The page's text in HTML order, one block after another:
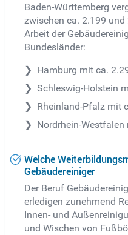
Baden-Württemberg
zwischen ca. 2.199
Arbeit der
Bundesländer:
Hamburg mit ca.
Schleswig-Holstein
Rheinland-Pfalz mit
Nordrhein-
Welche
Gebäudereiniger
Der Beruf
erledigen zunehmend
Innen- und
und Wischen von